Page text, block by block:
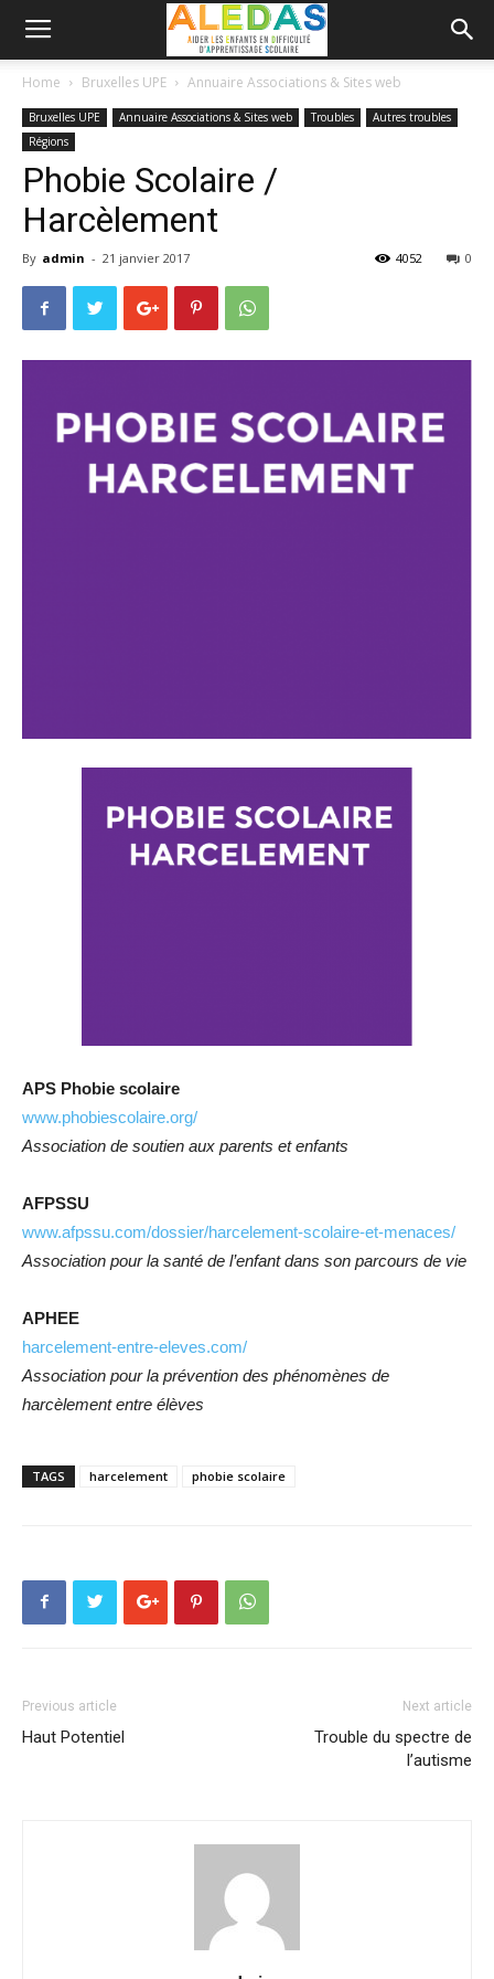
Home Bruxelles UPE Annuaire Associations & Sites web
Bruxelles UPE Annuaire Associations & Sites web Troubles
Autres troubles
Régions
Phobie Scolaire /
Harcèlement
By admin - 21 janvier 2017 0
4052
APS Phobie scolaire
www.phobiescolaire.org/
Association de soutien aux parents et enfants
AFPSSU
www.afpssu.com/dossier/harcelement-scolaire-et-menaces/
Association pour la santé de l’enfant dans son parcours de vie
APHEE
harcelement-entre-eleves.com/
Association pour la prévention des phénomènes de
harcèlement entre élèves
TAGS harcelement phobie scolaire
Previous article
Haut Potentiel
Next article
Trouble du spectre de
l’autisme